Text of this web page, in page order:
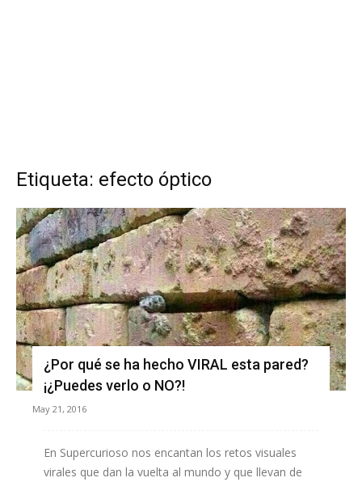
Etiqueta: efecto óptico
¿Por qué se ha hecho VIRAL esta pared?
¡¿Puedes verlo o NO?!
May 21, 2016
En Supercurioso nos encantan los retos visuales
virales que dan la vuelta al mundo y que llevan de